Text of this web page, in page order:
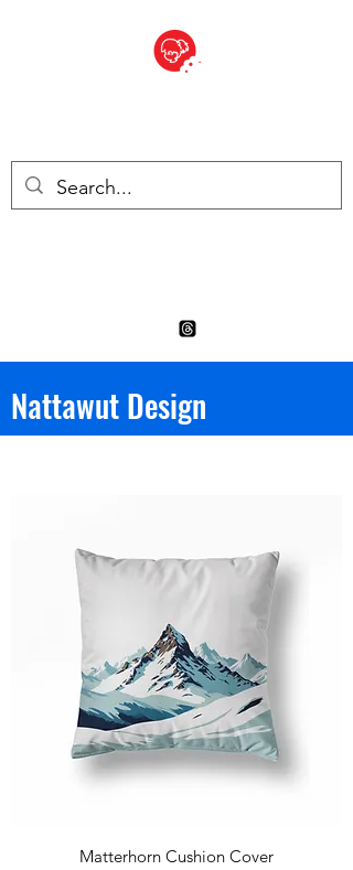
Nattawut Design
Matterhorn Cushion Cover